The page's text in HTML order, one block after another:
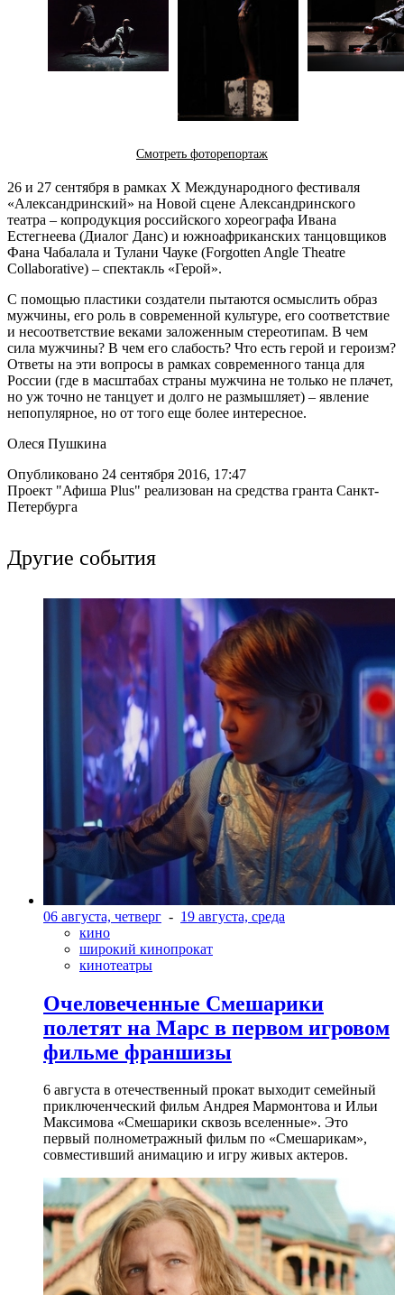
Смотреть фоторепортаж
26 и 27 сентября в рамках Х Международного фестиваля
«Александринский» на Новой сцене Александринского
театра – копродукция российского хореографа Ивана
Естегнеева (Диалог Данс) и южноафриканских танцовщиков
Фана Чабалала и Тулани Чауке (Forgotten Angle Theatre
Collaborative) – спектакль «Герой».
С помощью пластики создатели пытаются осмыслить образ
мужчины, его роль в современной культуре, его соответствие
и несоответствие веками заложенным стереотипам. В чем
сила мужчины? В чем его слабость? Что есть герой и героизм?
Ответы на эти вопросы в рамках современного танца для
России (где в масштабах страны мужчина не только не плачет,
но уж точно не танцует и долго не размышляет) – явление
непопулярное, но от того еще более интересное.
Олеся Пушкина
Опубликовано 24 сентября 2016, 17:47
Проект "Афиша Plus" реализован на средства гранта Санкт-
Петербурга
Другие события
06 августа, четверг - 19 августа, среда
кино
широкий кинопрокат
кинотеатры
Очеловеченные Смешарики
полетят на Марс в первом игровом
фильме франшизы
6 августа в отечественный прокат выходит семейный
приключенческий фильм Андрея Мармонтова и Ильи
Максимова «Смешарики сквозь вселенные». Это
первый полнометражный фильм по «Смешарикам»,
совместивший анимацию и игру живых актеров.